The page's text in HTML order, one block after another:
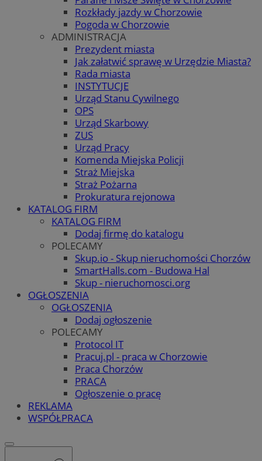
Rozkłady jazdy w Chorzowie
Pogoda w Chorzowie
ADMINISTRACJA
Prezydent miasta
Jak załatwić sprawę w Urzędzie Miasta?
Rada miasta
INSTYTUCJE
Urząd Stanu Cywilnego
OPS
Urząd Skarbowy
ZUS
Urząd Pracy
Komenda Miejska Policji
Straż Miejska
Straż Pożarna
Prokuratura rejonowa
KATALOG FIRM
KATALOG FIRM
Dodaj firmę do katalogu
POLECAMY
Skup.io - Skup nieruchomości Chorzów
SmartHalls.com - Budowa Hal
Skup - nieruchomosci.org
OGŁOSZENIA
OGŁOSZENIA
Dodaj ogłoszenie
POLECAMY
Protocol IT
Pracuj.pl - praca w Chorzowie
Praca Chorzów
PRACA
Ogłoszenie o pracę
REKLAMA
WSPÓŁPRACA